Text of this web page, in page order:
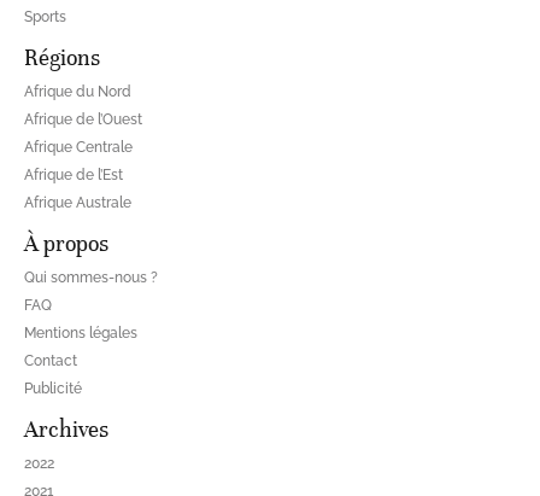
Sports
Régions
Afrique du Nord
Afrique de l’Ouest
Afrique Centrale
Afrique de l’Est
Afrique Australe
À propos
Qui sommes-nous ?
FAQ
Mentions légales
Contact
Publicité
Archives
2022
2021